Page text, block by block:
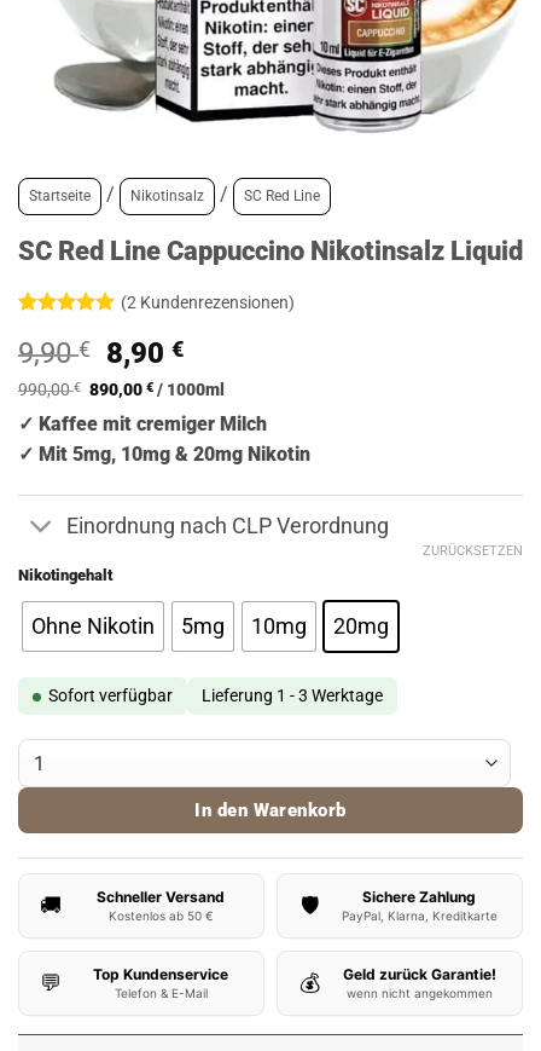
Startseite / Nikotinsalz / SC Red Line
SC Red Line Cappuccino Nikotinsalz Liquid
mit5von
5, basierend
auf
(2Kundenrezensionen)
9,90€
Ursprünglicher
Preis
war:
9,90 €
8,90€Aktueller
Preis
ist:
8,90 €.
990,00€ 890,00€ / 1000ml
✓ Kaffee mit cremiger Milch
✓ Mit 5mg, 10mg & 20mg Nikotin
Einordnung nach CLP Verordnung
Nikotingehalt
Ohne Nikotin 5mg 10mg 20mg
ZURÜCKSETZEN
Sofort verfügbar Lieferung 1 - 3 Werktage
SC Red Line Cappuccino Nikotinsalz Liquid Menge
In den Warenkorb
🚚 Schneller Versand
Kostenlos ab 50 € 🛡️ Sichere Zahlung
PayPal, Klarna, Kreditkarte
💬 Top Kundenservice
Telefon & E-Mail 💰 Geld zurück Garantie!
wenn nicht angekommen